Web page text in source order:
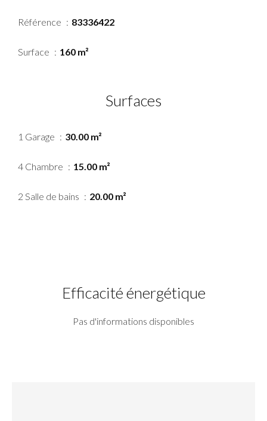
Référence 83336422
Surface 160 m²
Surfaces
1 Garage 30.00 m²
4 Chambre 15.00 m²
2 Salle de bains 20.00 m²
Efficacité énergétique
Pas d'informations disponibles